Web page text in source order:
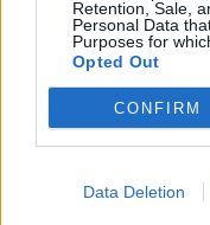
Retention, Sale,
Personal Data
Purposes for
Opted Out
CONFIRM
Data Deletion